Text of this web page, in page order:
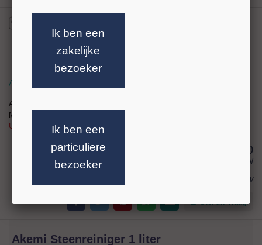
Akemi Steenreiniger 5 liter
Artikelnr:
Merk: Akemi
UFI code: 23RJ-Q4XQ-Q014-PA6H
75,80
excl BTW
incl BTW
Akemi Steenreiniger 1 liter
Ik ben een
zakelijke
bezoeker
Ik ben een
particuliere
bezoeker